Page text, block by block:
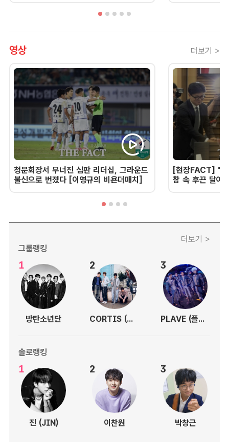
영상 더보기 >
청문회장서 무너진 심판 리더십, 그라운드
불신으로 번졌다 [이영규의 비욘더매치]
[현장FACT] "한
참 속 후끈 달아
더보기 >
그룹랭킹
1
방탄소년단
2
CORTIS (코르티스)
3
PLAVE (플레이브)
솔로랭킹
1
진 (JIN)
2
이찬원
3
박창근